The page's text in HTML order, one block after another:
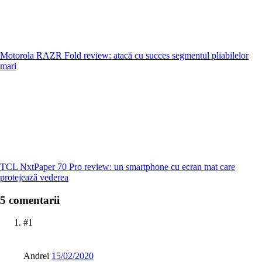
Motorola RAZR Fold review: atacă cu succes segmentul pliabilelor
mari
TCL NxtPaper 70 Pro review: un smartphone cu ecran mat care
protejează vederea
5 comentarii
#1
Andrei 15/02/2020